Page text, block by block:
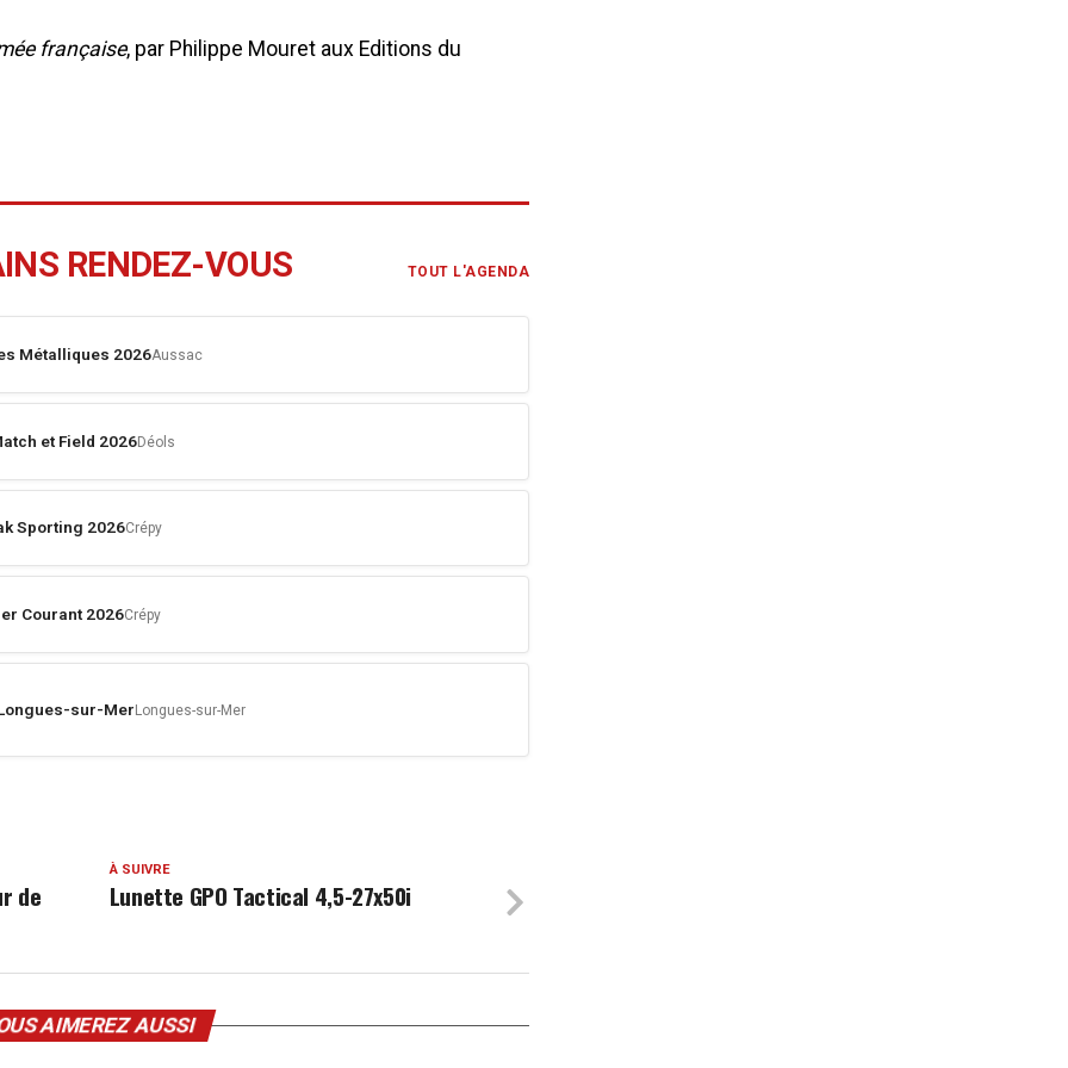
française, par Philippe Mouret aux Editions du
RENDEZ-VOUS TOUT L'AGENDA
Métalliques 2026Aussac
et Field 2026Déols
Sporting 2026Crépy
Courant 2026Crépy
sur-Mer Longues-sur-Mer
À SUIVRE
Lunette GPO Tactical 4,5-27x50i
de
AIMEREZ AUSSI